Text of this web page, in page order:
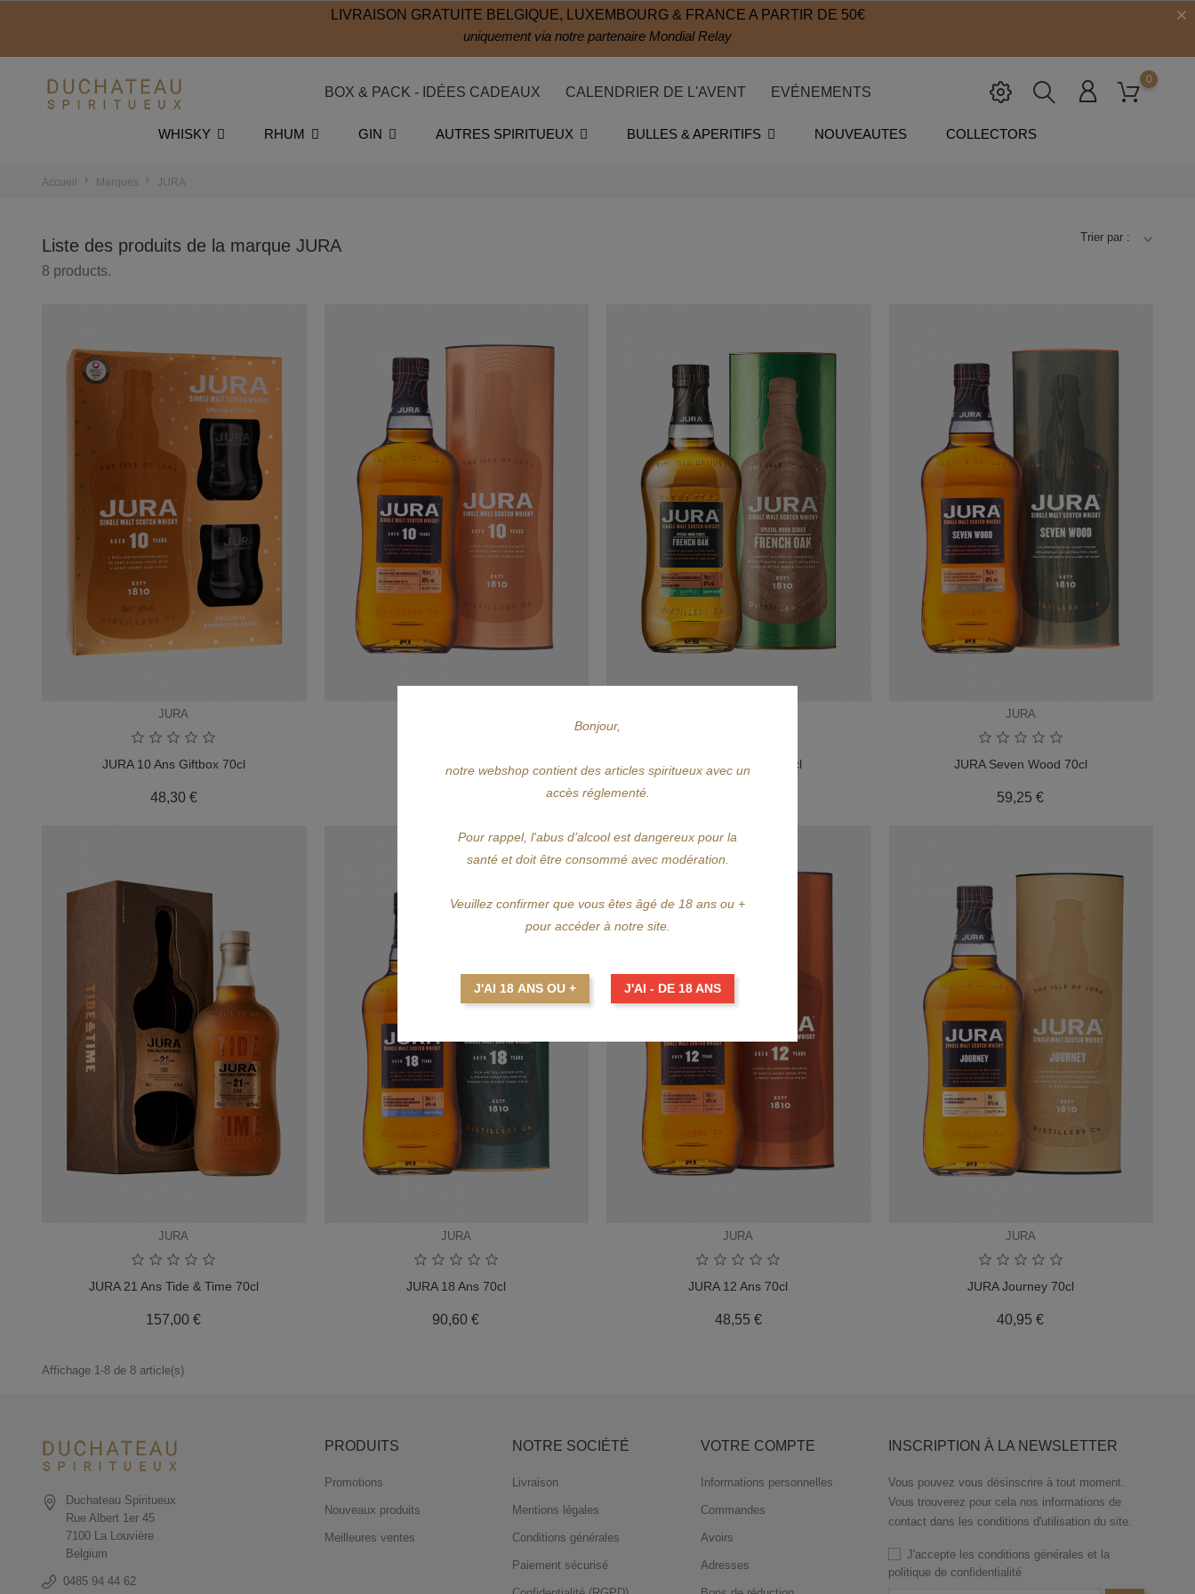
LIVRAISON GRATUITE BELGIQUE, LUXEMBOURG & FRANCE A PARTIR DE 50€
uniquement via notre partenaire Mondial Relay
BOX & PACK - IDÉES CADEAUX CALENDRIER DE L'AVENT EVÉNEMENTS
0
WHISKY RHUM GIN AUTRES SPIRITUEUX BULLES & APERITIFS NOUVEAUTES COLLECTORS
Accueil Marques JURA
Liste des produits de la marque JURA
8 products.
Trier par :
JURA
JURA 10 Ans Giftbox 70cl
48,30 €Prix
JURA 10 Ans 70cl JURA French Oak 70cl
JURA
JURA Seven Wood 70cl
59,25 €Prix
JURA
JURA 21 Ans Tide & Time 70cl
157,00 €Prix
JURA
JURA 18 Ans 70cl
90,60 €Prix
JURA
JURA 12 Ans 70cl
48,55 €Prix
JURA
JURA Journey 70cl
40,95 €Prix
Affichage 1-8 de 8 article(s)
Duchateau Spiritueux
Rue Albert 1er 45
7100 La Louvière
Belgium
0485 94 44 62
PRODUITS
Promotions
Nouveaux produits
Meilleures ventes
NOTRE SOCIÉTÉ
Livraison
Mentions légales
Conditions générales
Paiement sécurisé
VOTRE COMPTE
Informations personnelles
Commandes
Avoirs
Adresses
INSCRIPTION À LA NEWSLETTER
Vous pouvez vous désinscrire à tout moment.
Vous trouverez pour cela nos informations de
contact dans les conditions d'utilisation du site.
J'accepte les conditions générales et la
politique de confidentialité
Bonjour,
notre webshop contient des articles spiritueux avec un
accès réglementé.
Pour rappel, l'abus d’alcool est dangereux pour la
santé et doit être consommé avec modération.
Veuillez confirmer que vous êtes âgé de 18 ans ou +
pour accéder à notre site.
J'AI 18 ANS OU + J'AI - DE 18 ANS